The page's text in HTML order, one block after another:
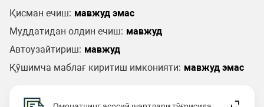
Қисман ечиш: мавжуд эмас
Муддатидан олдин ечиш: мавжуд
Автоузайтириш: мавжуд
Қўшимча маблағ киритиш имконияти: мавжуд эмас